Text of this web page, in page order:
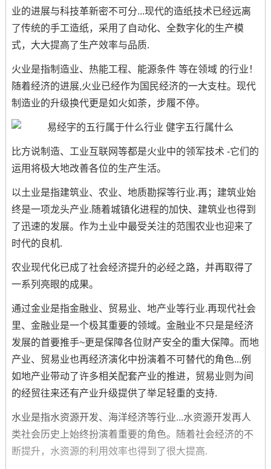
业的进展与科技革新密不可分...现代的造纸技术已经远离
了传统的手工造纸，采用了自动化、全数字化的生产模
式，大大提高了生产效率与品质.
火业是指制造业、热能工程、能源条件 等在领域 的行业！
随着经济的进展,火业已经作为国民经济的一大支柱。现代
制造业的升级换代更是如火如荼，步履不停。
比方说制造、工业互联网等都是火业中的领军技术 -它们的
运用将极大地改善各位的生产生活。
以土业是指建筑业、农业、地质勘探等行业.再；建筑业始
终是一项龙头产业.随着城镇化进程的加快、建筑业也得到
了迅速的发展。作为土业中最受关注的范围农业也迎来了
时代的良机.
农业现代化已成了社会经济提升的必经之路，并再取得了
一系列亮眼的成果。
通过金业是指金融业、贸易业、地产业等行业.再现代社会
里、金融业是一个极其重要的领域。金融业不只是是经济
发展的首要推手~更是保障各位财产安全的重大保障。而地
产业、贸易业也再经济演化中扮演着不可替代的角色...例
如地产业带动了许多相关配套产业的推进，贸易业则为间
的经贸往来还有产业升级提供了举足轻重的支持.
水业是指水资源开发、海洋经济等行业...水资源开发再人
类社会历史上始终扮演着重要的角色。随着社会经济的不
断提升，水资源的利用效率也得到了很大提高.